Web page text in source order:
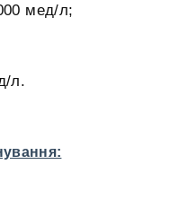
мед/л;
л.